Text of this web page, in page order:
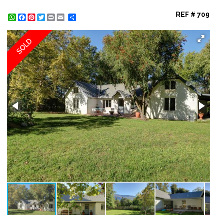
WhatsApp
Facebook
Pinterest
Twitter
Print REF # 709
SOLD